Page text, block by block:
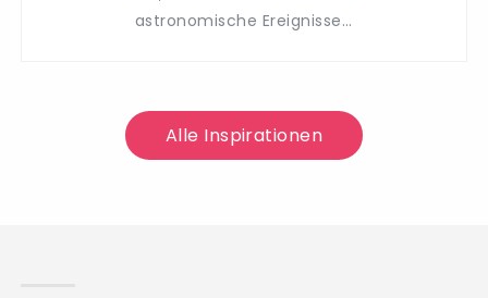
astronomische Ereignisse...
Alle Inspirationen